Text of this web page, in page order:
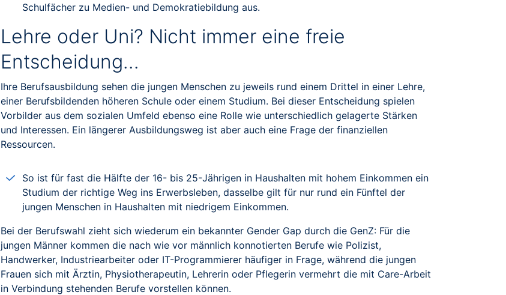
Schulfächer zu Medien- und Demokratiebildung aus.
Lehre oder Uni? Nicht immer eine freie
Entscheidung…
Ihre Berufsausbildung sehen die jungen Menschen zu jeweils rund einem Drittel in einer Lehre,
einer Berufsbildenden höheren Schule oder einem Studium. Bei dieser Entscheidung spielen
Vorbilder aus dem sozialen Umfeld ebenso eine Rolle wie unterschiedlich gelagerte Stärken
und Interessen. Ein längerer Ausbildungsweg ist aber auch eine Frage der finanziellen
Ressourcen.
So ist für fast die Hälfte der 16- bis 25-Jährigen in Haushalten mit hohem Einkommen ein
Studium der richtige Weg ins Erwerbsleben, dasselbe gilt für nur rund ein Fünftel der
jungen Menschen in Haushalten mit niedrigem Einkommen.
Bei der Berufswahl zieht sich wiederum ein bekannter Gender Gap durch die GenZ: Für die
jungen Männer kommen die nach wie vor männlich konnotierten Berufe wie Polizist,
Handwerker, Industriearbeiter oder IT-Programmierer häufiger in Frage, während die jungen
Frauen sich mit Ärztin, Physiotherapeutin, Lehrerin oder Pflegerin vermehrt die mit Care-Arbeit
in Verbindung stehenden Berufe vorstellen können.